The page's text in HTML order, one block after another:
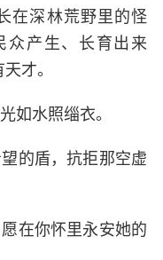
深林荒野里的怪
众产生、长育出来
才。
水照缁衣。
的盾，抗拒那空虚
在你怀里永安她的